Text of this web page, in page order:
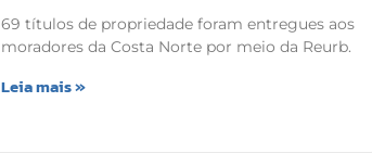
69 títulos de propriedade foram entregues aos
moradores da Costa Norte por meio da Reurb.
Leia mais »